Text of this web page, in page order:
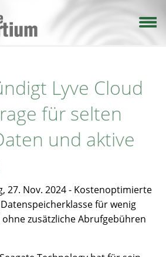
Lyve Cloud
für selten
und aktive
27. Nov. 2024 - Kostenoptimierte
für wenig
zusätzliche Abrufgebühren